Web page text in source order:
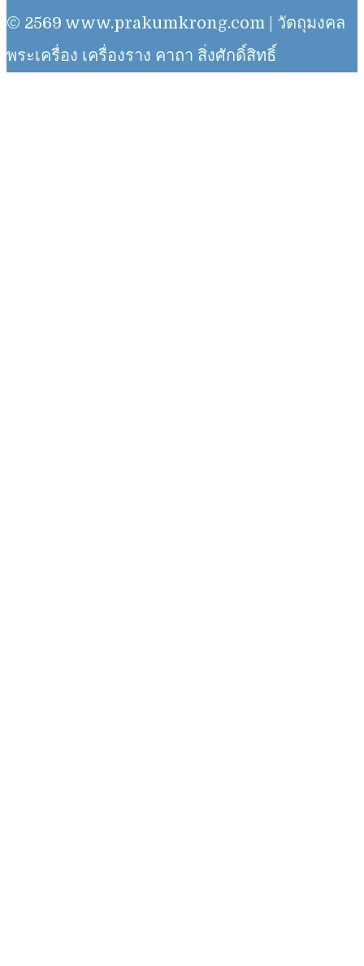
© 2569 www.prakumkrong.com | วัตถุมงคล
พระเครื่อง เครื่องราง คาถา สิ่งศักดิ์สิทธิ์